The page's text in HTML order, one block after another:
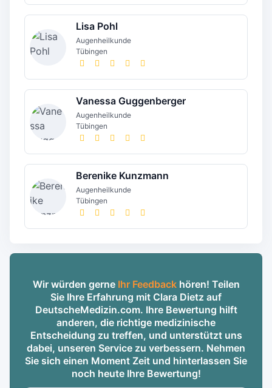
Lisa Pohl
Augenheilkunde
Tübingen
Vanessa Guggenberger
Augenheilkunde
Tübingen
Berenike Kunzmann
Augenheilkunde
Tübingen
Wir würden gerne Ihr Feedbackhören! Teilen
Sie Ihre Erfahrung mit Clara Dietz auf
DeutscheMedizin.com. Ihre Bewertung hilft
anderen, die richtige medizinische
Entscheidung zu treffen, und unterstützt uns
dabei, unseren Service zu verbessern. Nehmen
Sie sich einen Moment Zeit und hinterlassen Sie
noch heute Ihre Bewertung!